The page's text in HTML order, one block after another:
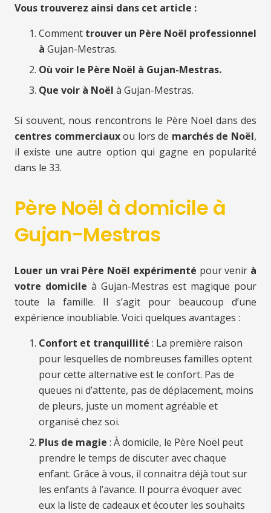
Vous trouverez ainsi dans cet article :
Comment trouver un Père Noël professionnel
à Gujan-Mestras.
Où voir le Père Noël à Gujan-Mestras.
Que voir à Noël à Gujan-Mestras.
Si souvent, nous rencontrons le Père Noël dans des
centres commerciauxou lors de marchés de Noël,
il existe une autre option qui gagne en popularité
dans le 33.
Père Noël à domicile à
Gujan-Mestras
Louer un vrai Père Noël expérimenté pour venir à
votre domicile à Gujan-Mestras est magique pour
toute la famille. Il s’agit pour beaucoup d’une
expérience inoubliable. Voici quelques avantages :
Confort et tranquillité : La première raison
pour lesquelles de nombreuses familles optent
pour cette alternative est le confort. Pas de
queues ni d’attente, pas de déplacement, moins
de pleurs, juste un moment agréable et
organisé chez soi.
Plus de magie : À domicile, le Père Noël peut
prendre le temps de discuter avec chaque
enfant. Grâce à vous, il connaitra déjà tout sur
les enfants à l’avance. Il pourra évoquer avec
eux la liste de cadeaux et écouter les souhaits